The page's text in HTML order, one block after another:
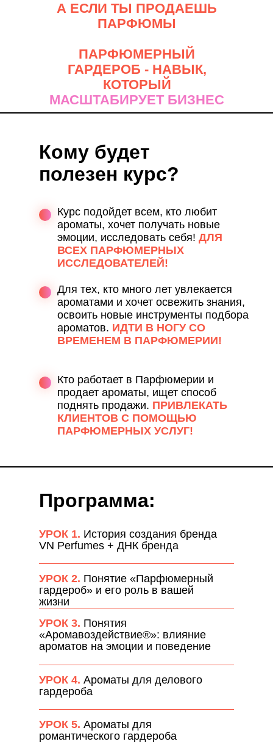
А ЕСЛИ ТЫ ПРОДАЕШЬ
ПАРФЮМЫ
ПАРФЮМЕРНЫЙ
ГАРДЕРОБ - НАВЫК,
КОТОРЫЙ
МАСШТАБИРУЕТ БИЗНЕС
Курс подойдет всем, кто любит
ароматы, хочет получать новые
эмоции, исследовать себя! ДЛЯ
ВСЕХ ПАРФЮМЕРНЫХ
ИССЛЕДОВАТЕЛЕЙ!
Кому будет
полезен курс?
Для тех, кто много лет увлекается
ароматами и хочет освежить знания,
освоить новые инструменты подбора
ароматов. ИДТИ В НОГУ СО
ВРЕМЕНЕМ В ПАРФЮМЕРИИ!
Кто работает в Парфюмерии и
продает ароматы, ищет способ
поднять продажи. ПРИВЛЕКАТЬ
КЛИЕНТОВ С ПОМОЩЬЮ
ПАРФЮМЕРНЫХ УСЛУГ!
Программа:
УРОК 1. История создания бренда
VN Perfumes + ДНК бренда
УРОК 2. Понятие «Парфюмерный
гардероб» и его роль в вашей
жизни
УРОК 3. Понятия
«Аромавоздействие®»: влияние
ароматов на эмоции и поведение
УРОК 4. Ароматы для делового
гардероба
УРОК 5. Ароматы для
романтического гардероба